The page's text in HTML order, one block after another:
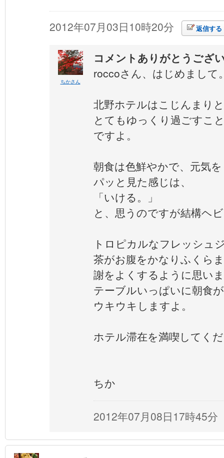
2012年07月03日10時20分 返信する
ちかさん
コメントありがとうござ
roccoさん、はじめまして
北野ホテルはこじんまり
とてもゆっくり過ごすこ
ですよ。
朝食は色鮮やかで、元気
パッと見た感じは、
「いける。」
と、思うのですが結構ヘ
トロピカルなフレッシュ
茶がお腹をかなりふくら
謝をよくするように思い
テーブルいっぱいに朝食
ウキウキしますよ。
ホテル滞在を満喫してく
ちか
2012年07月08日17時45分